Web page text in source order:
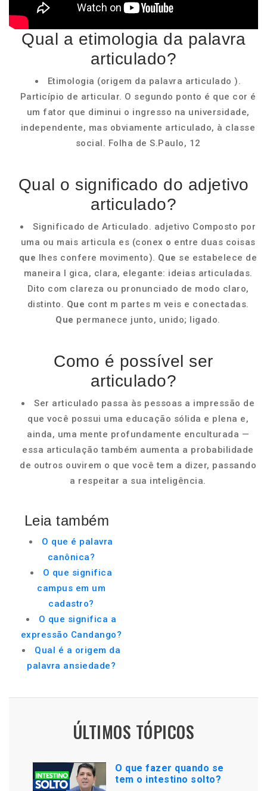
Qual a etimologia da palavra
articulado?
Etimologia (origem da palavra articulado ).
Particípio de articular. O segundo ponto é que cor é
um fator que diminui o ingresso na universidade,
independente, mas obviamente articulado, à classe
social. Folha de S.Paulo, 12
Qual o significado do adjetivo
articulado?
Significado de Articulado. adjetivo Composto por
uma ou mais articula es (conex o entre duas coisas
que lhes confere movimento). Que se estabelece de
maneira l gica, clara, elegante: ideias articuladas.
Dito com clareza ou pronunciado de modo claro,
distinto. Que cont m partes m veis e conectadas.
Que permanece junto, unido; ligado.
Como é possível ser
articulado?
Ser articulado passa às pessoas a impressão de
que você possui uma educação sólida e plena e,
ainda, uma mente profundamente enculturada —
essa articulação também aumenta a probabilidade
de outros ouvirem o que você tem a dizer, passando
a respeitar a sua inteligência.
Leia também
O que é palavra
canônica?
O que significa
campus em um
cadastro?
O que significa a
expressão Candango?
Qual é a origem da
palavra ansiedade?
ÚLTIMOS TÓPICOS
O que fazer quando se
tem o intestino solto?